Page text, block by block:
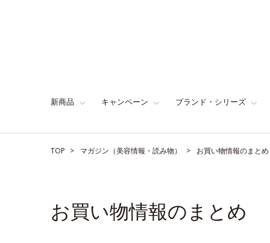
新商品 キャンペーン ブランド・シリーズ
TOP マガジン（美容情報・読み物） お買い物情報のまとめ
お買い物情報のまとめ